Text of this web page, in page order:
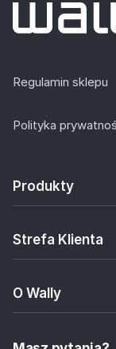
Regulamin sklepu
Polityka
Produkty
Strefa Klienta
O Wally